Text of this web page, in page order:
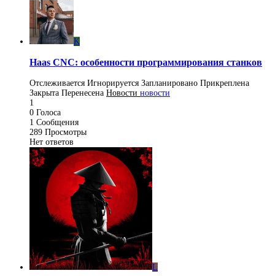
K
Haas CNC: особенности программирования станков
Отслеживается Игнорируется Запланировано Прикреплена
Закрыта Перенесена Новости новости
1
0 Голоса
1 Сообщения
289 Просмотры
Нет ответов
L